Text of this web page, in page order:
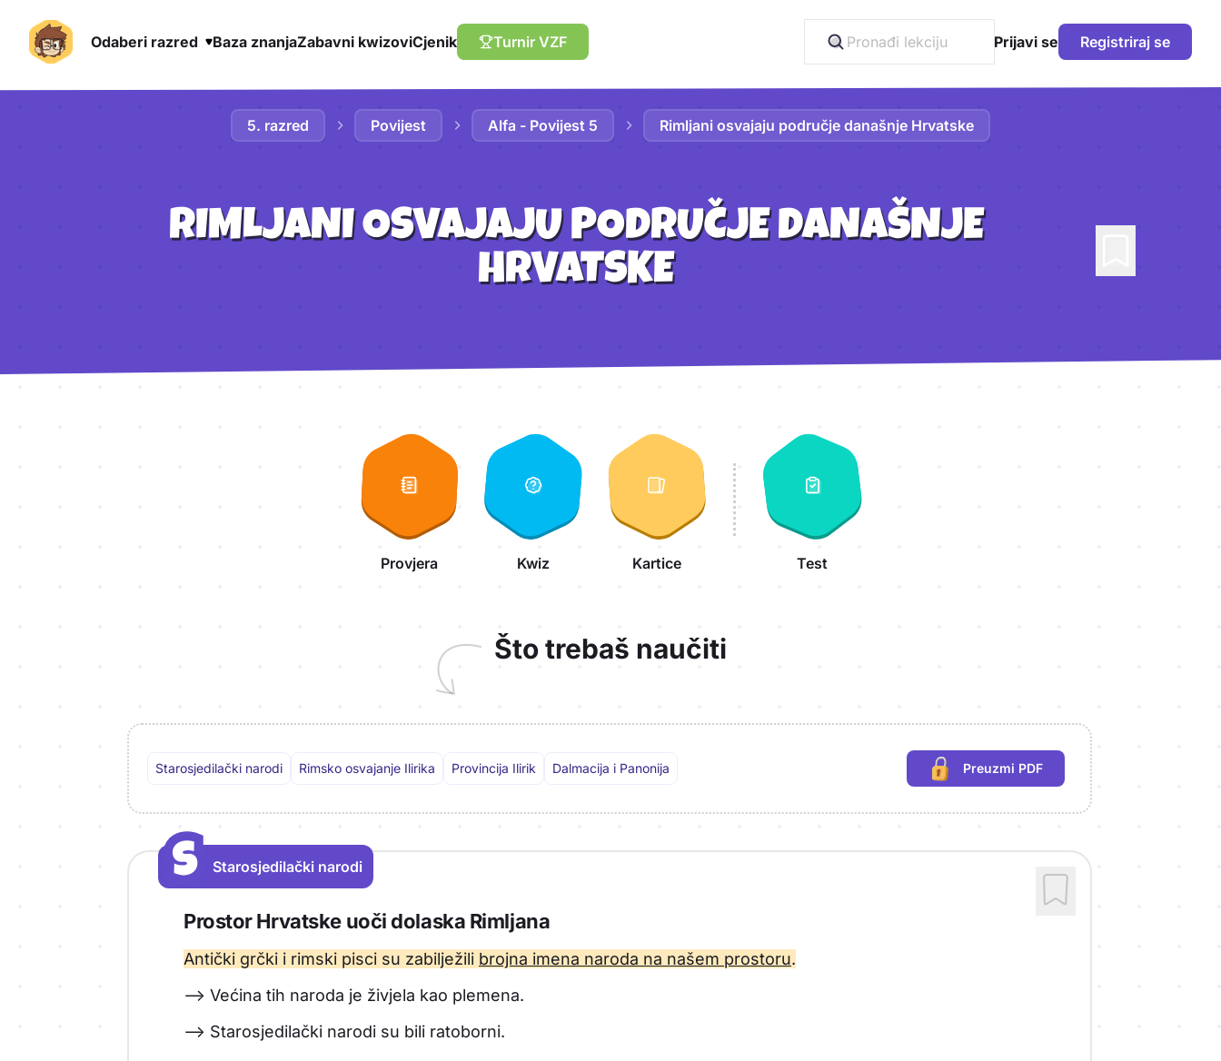
Odaberi razred Baza znanjaZabavni kwizoviCjenik Turnir VZF Prijavi se Registriraj se
5. razred
Povijest Alfa - Povijest 5 Rimljani osvajaju područje današnje Hrvatske
RIMLJANI OSVAJAJU PODRUČJE DANAŠNJE
HRVATSKE
Provjera Kwiz Kartice Test
Što trebaš naučiti
Staro­sjedilački narodi Rimsko osvajanje Ilirika Provincija Ilirik Dalmacija i Panonija Preuzmi PDF
(potrebna prijava)
S
S
Staro­sjedilački narodi
Prostor Hrvatske uoči dolaska Rimljana
Antički grčki i rimski pisci su zabilježili brojna imena naroda na našem prostoru.
--> Većina tih naroda je živjela kao plemena.
--> Starosjedilački narodi su bili ratoborni.